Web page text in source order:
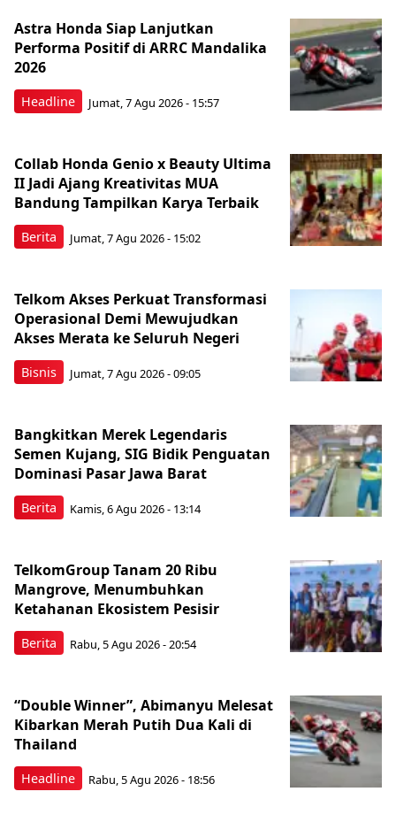
Headline
Astra Honda Siap Lanjutkan
Performa Positif di ARRC Mandalika
2026
Jumat, 7 Agu 2026 - 15:57
Berita
Collab Honda Genio x Beauty Ultima
II Jadi Ajang Kreativitas MUA
Bandung Tampilkan Karya Terbaik
Jumat, 7 Agu 2026 - 15:02
Bisnis
Telkom Akses Perkuat Transformasi
Operasional Demi Mewujudkan
Akses Merata ke Seluruh Negeri
Jumat, 7 Agu 2026 - 09:05
Berita
Bangkitkan Merek Legendaris
Semen Kujang, SIG Bidik Penguatan
Dominasi Pasar Jawa Barat
Kamis, 6 Agu 2026 - 13:14
Berita
TelkomGroup Tanam 20 Ribu
Mangrove, Menumbuhkan
Ketahanan Ekosistem Pesisir
Rabu, 5 Agu 2026 - 20:54
Headline
“Double Winner”, Abimanyu Melesat
Kibarkan Merah Putih Dua Kali di
Thailand
Rabu, 5 Agu 2026 - 18:56